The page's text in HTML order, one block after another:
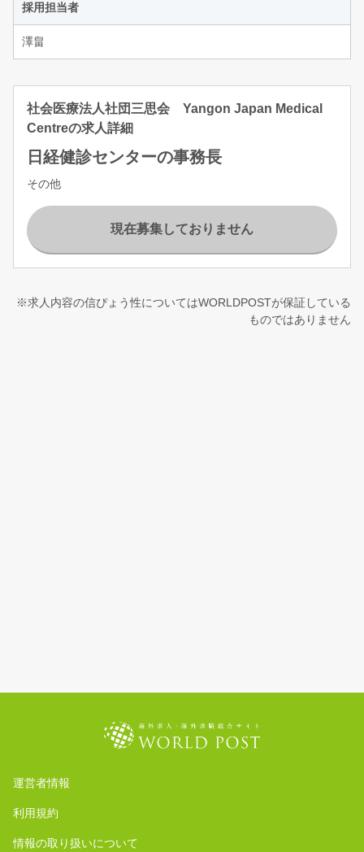
採用担当者
澤畠
社会医療法人社団三思会 Yangon Japan Medical
Centreの求人詳細
日経健診センターの事務長
その他
現在募集しておりません
※求人内容の信ぴょう性についてはWORLDPOSTが保証している
ものではありません
運営者情報
利用規約
情報の取り扱いについて